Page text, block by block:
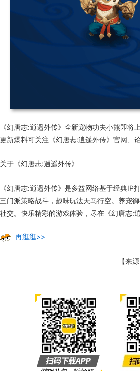
《幻唐志:逍遥外传》全新宠物功夫小熊即将
更新爆料可关注《幻唐志:逍遥外传》官网、
关于《幻唐志:逍遥外传》
《幻唐志:逍遥外传》是多益网络基于经典IP
三门派策略战斗，趣味玩法天马行空。养宠
社交。快乐精彩的游戏体验，尽在《幻唐志:
再逛逛>>
【来源